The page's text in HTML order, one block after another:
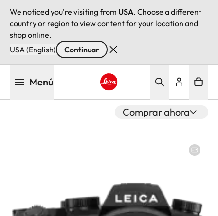
We noticed you're visiting from USA. Choose a different
country or region to view content for your location and
shop online.
USA (English)
Continuar
Menú
Comprar ahora